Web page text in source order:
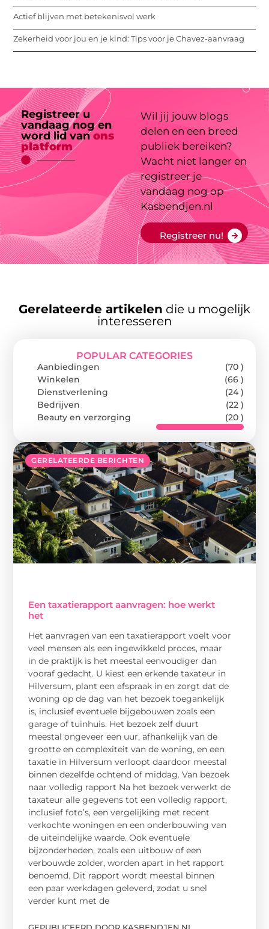
Actief blijven met betekenisvol werk
Zekerheid voor jou en je kind: Tips voor je Chavez-aanvraag
Registreer u
vandaag nog en
word lid vanons
platform
Wil jij jouw blogs
delen en een breed
publiek bereiken?
Wacht niet langer en
registreer je
vandaag nog op
Kasbendjen.nl
Registreer nu!
Gerelateerde artikelen die u mogelijk
interesseren
GERELATEERDE BERICHTEN
Een taxatierapport aanvragen: hoe werkt
het
Het aanvragen van een taxatierapport voelt voor
veel mensen als een ingewikkeld proces, maar
in de praktijk is het meestal eenvoudiger dan
vooraf gedacht. U kiest een erkende taxateur in
Hilversum, plant een afspraak in en zorgt dat de
woning op de dag van het bezoek toegankelijk
is, inclusief eventuele bijgebouwen zoals een
garage of tuinhuis. Het bezoek zelf duurt
meestal ongeveer een uur, afhankelijk van de
grootte en complexiteit van de woning, en een
taxatie in Hilversum verloopt daardoor meestal
binnen dezelfde ochtend of middag. Van bezoek
naar volledig rapport Na het bezoek verwerkt de
taxateur alle gegevens tot een volledig rapport,
inclusief foto’s, een vergelijking met recent
verkochte woningen en een onderbouwing van
de uiteindelijke waarde. Ook eventuele
bijzonderheden, zoals een uitbouw of een
verbouwde zolder, worden apart in het rapport
benoemd. Dit rapport wordt meestal binnen
een paar werkdagen geleverd, zodat u snel
verder kunt met de
POPULAR CATEGORIES
Aanbiedingen
(70 )
Winkelen
(66 )
Dienstverlening
(24 )
Bedrijven
(22 )
Beauty en verzorging
(20 )